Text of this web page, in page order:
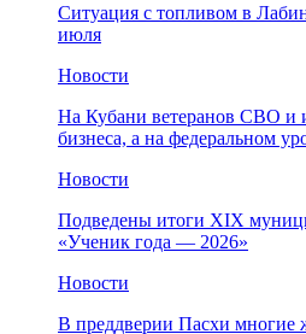
Ситуация с топливом в
июля
Новости
На Кубани ветеранов СВО и
бизнеса, а на федеральном
Новости
Подведены итоги XIX
«Ученик года — 2026»
Новости
В преддверии Пасхи многие